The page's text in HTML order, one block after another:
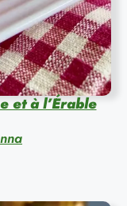
et à l’Érable